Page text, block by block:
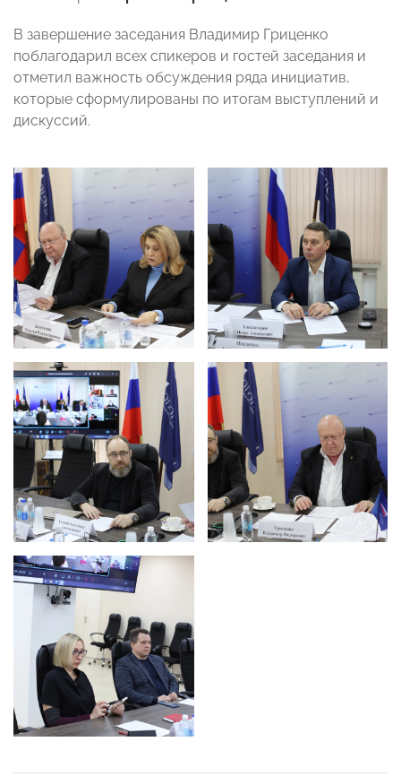
В завершение заседания Владимир Гриценко
поблагодарил всех спикеров и гостей заседания и
отметил важность обсуждения ряда инициатив,
которые сформулированы по итогам выступлений и
дискуссий.